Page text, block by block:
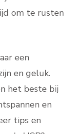
om te rusten
een
en geluk.
het beste bij
en
tips en